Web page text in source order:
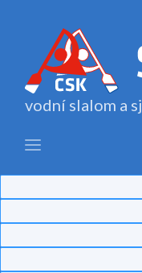
vodní slalom a